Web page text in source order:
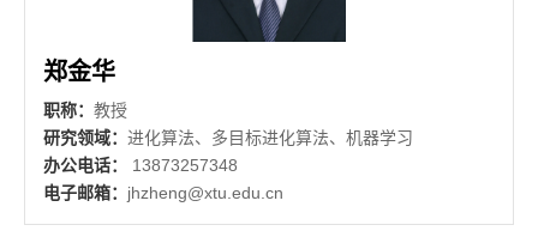
郑金华
职称： 教授
研究领域： 进化算法、多目标进化算法、机器学习
办公电话：
13873257348
电子邮箱： jhzheng@xtu.edu.cn